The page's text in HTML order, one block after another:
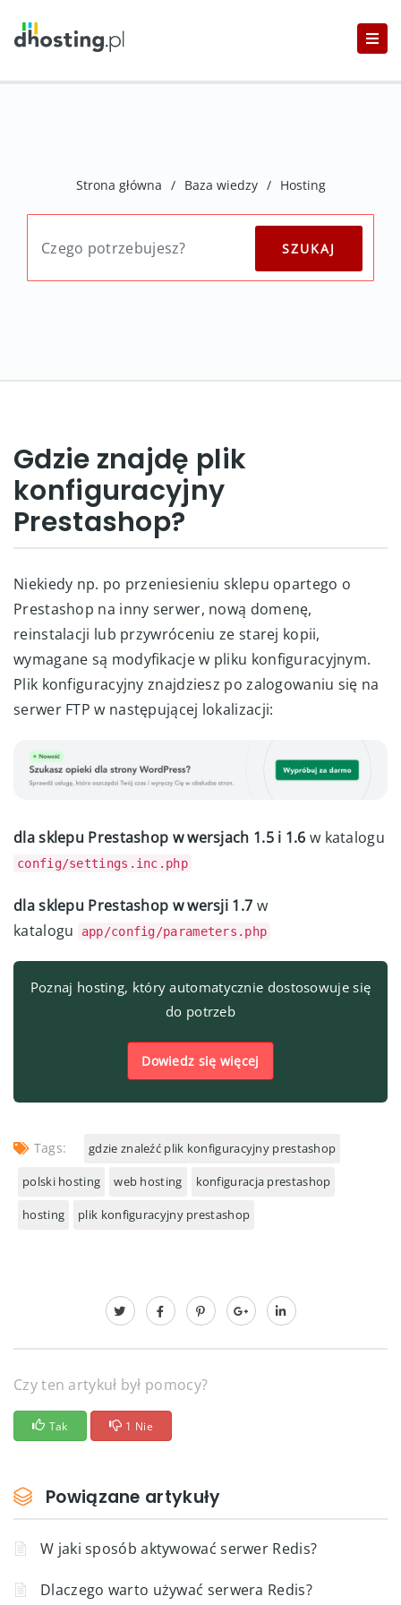
Strona główna / Baza wiedzy / Hosting
Gdzie znajdę plik
konfiguracyjny
Prestashop?
Niekiedy np. po przeniesieniu sklepu opartego o
Prestashop na inny serwer, nową domenę,
reinstalacji lub przywróceniu ze starej kopii,
wymagane są modyfikacje w pliku konfiguracyjnym.
Plik konfiguracyjny znajdziesz po zalogowaniu się na
serwer FTP w następującej lokalizacji:
dla sklepu Prestashop w wersjach 1.5 i 1.6 w katalogu
config/settings.inc.php
dla sklepu Prestashop w wersji 1.7 w
katalogu
app/config/parameters.php
Poznaj hosting, który automatycznie dostosowuje się
do potrzeb
Dowiedz się więcej
Tags: gdzie znaleźć plik konfiguracyjny prestashop
polski hosting web hosting konfiguracja prestashop
hosting plik konfiguracyjny prestashop
Czy ten artykuł był pomocy?
Tak 1 Nie
Powiązane artykuły
W jaki sposób aktywować serwer Redis?
Dlaczego warto używać serwera Redis?